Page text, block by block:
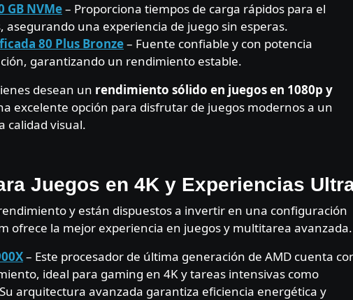
GB NVMe– Proporciona tiempos de carga rápidos para el
asegurando una experiencia de juego sin esperas.
80 Plus Bronze– Fuente confiable y con potencia
garantizando un rendimiento estable.
desean un rendimiento sólido en juegos en 1080p y
excelente opción para disfrutar de juegos modernos a un
calidad visual.
Juegos en 4K y Experiencias
y están dispuestos a invertir en una configuración
ofrece la mejor experiencia en juegos y multitarea avanzada.
– Este procesador de última generación de AMD cuenta
ideal para gaming en 4K y tareas intensivas como
arquitectura avanzada garantiza eficiencia energética y